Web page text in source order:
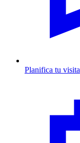
Planifica tu visita